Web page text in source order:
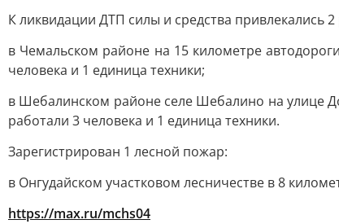
К ликвидации ДТП силы и средства привлекались 2
в Чемальском районе на 15 километре
человека и 1 единица техники;
в Шебалинском районе селе Шебалино на улице
работали 3 человека и 1 единица техники.
Зарегистрирован 1 лесной пожар:
в Онгудайском участковом лесничестве в 8
https://max.ru/mchs04